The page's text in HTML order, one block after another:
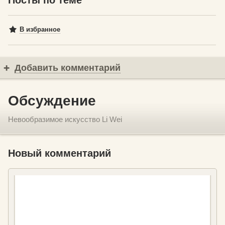
В избранное
Добавить комментарий
Обсуждение
Невообразимое искусство Li Wei
Новый комментарий